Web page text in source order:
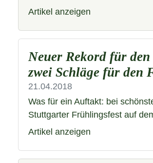
Artikel anzeigen
Neuer Rekord für
zwei Schläge für den
21.04.2018
Was für ein Auftakt: bei
Stuttgarter Frühlingsfest auf
Artikel anzeigen